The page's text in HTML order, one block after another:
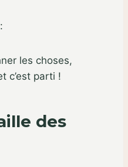
les choses,
c’est parti !
des